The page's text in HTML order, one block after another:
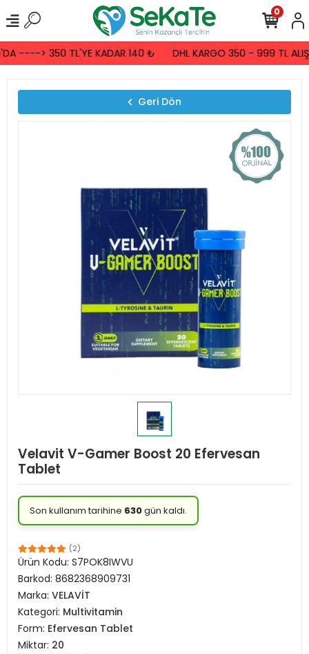
----> 350 TL'YE KADAR 140 ₺ DHL KARGO 350 - 999 TL
0
Geri Dön
Velavit V-Gamer Boost 20 Efervesan
Tablet
Son kullanım tarihine 630gün kaldı.
(2)
Ürün Kodu: S7POK8IWVU
Barkod: 8682368909731
Marka: VELAVİT
Kategori: Multivitamin
Form: Efervesan Tablet
Miktar: 20